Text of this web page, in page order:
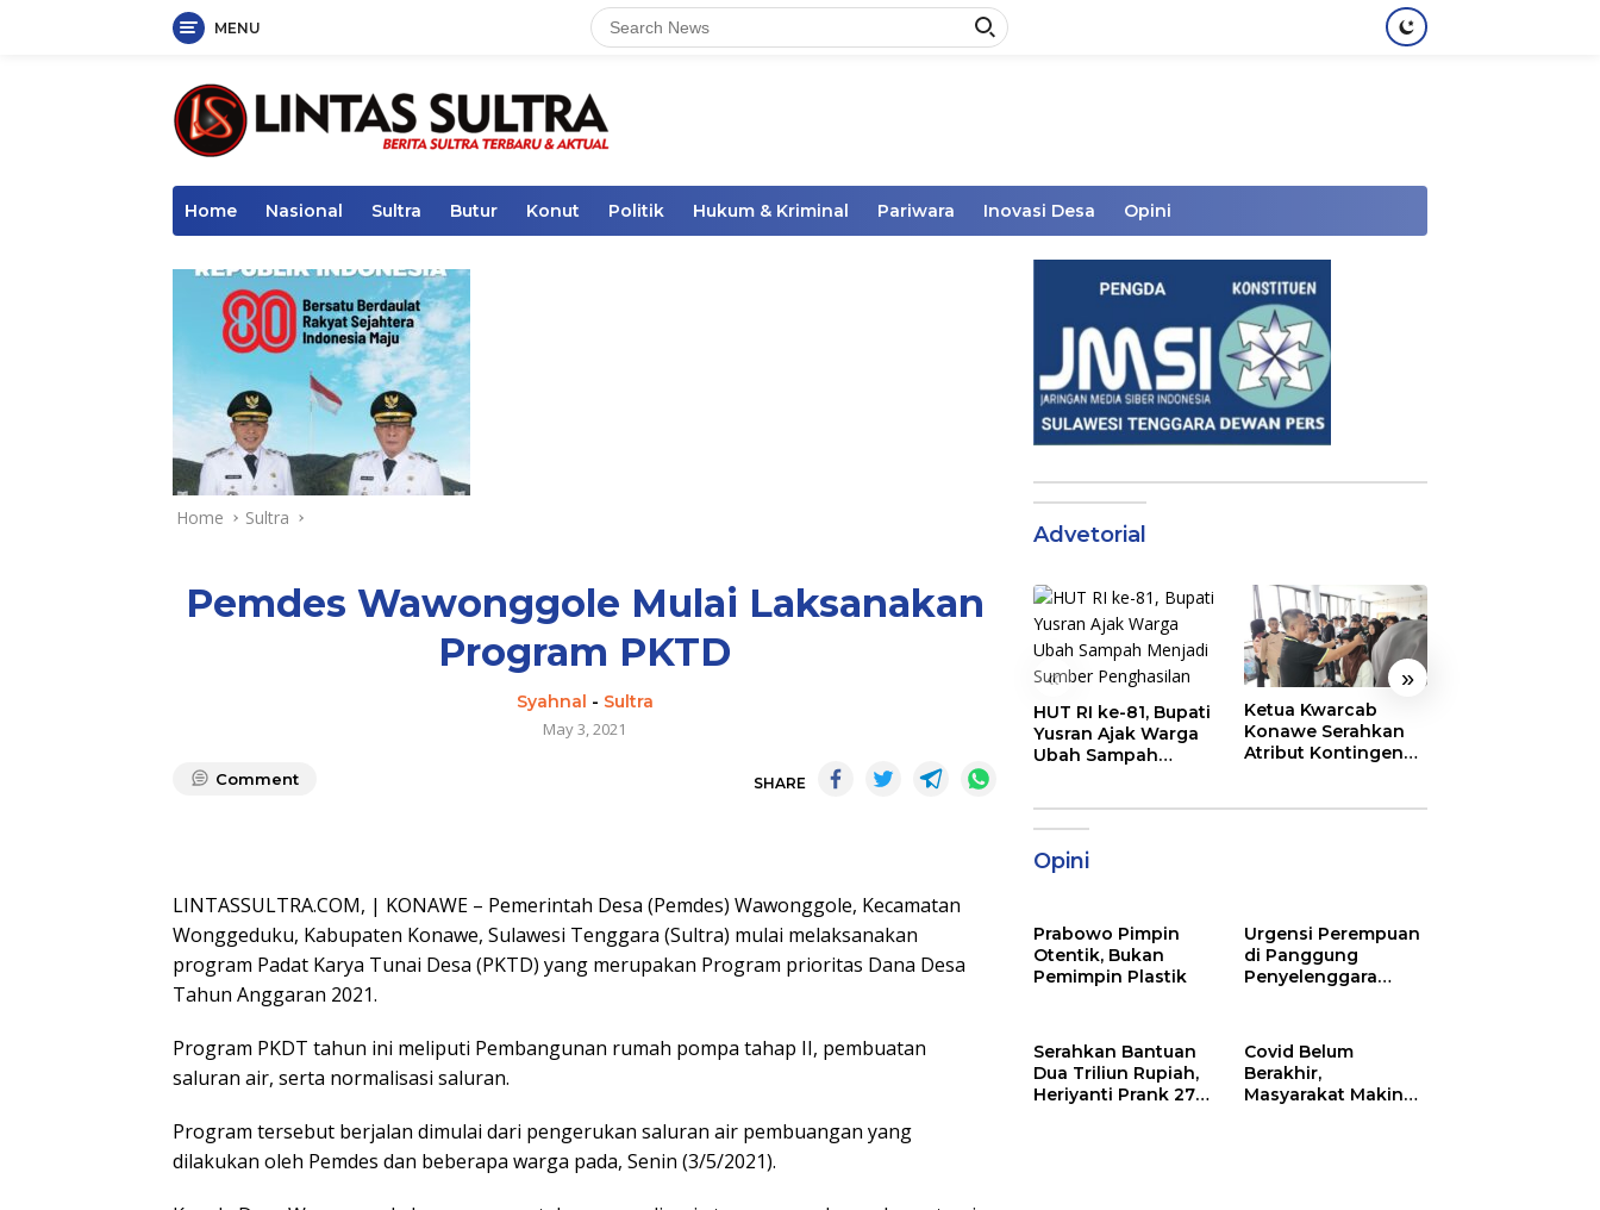
MENU
Home Nasional Sultra Butur Konut Politik Hukum & Kriminal Pariwara Inovasi Desa Opini
Home Sultra
Pemdes Wawonggole Mulai Laksanakan
Program PKTD
Syahnal - Sultra
May 3, 2021
Comment SHARE
LINTASSULTRA.COM, | KONAWE – Pemerintah Desa (Pemdes) Wawonggole, Kecamatan
Wonggeduku, Kabupaten Konawe, Sulawesi Tenggara (Sultra) mulai melaksanakan
program Padat Karya Tunai Desa (PKTD) yang merupakan Program prioritas Dana Desa
Tahun Anggaran 2021.
Program PKDT tahun ini meliputi Pembangunan rumah pompa tahap II, pembuatan
saluran air, serta normalisasi saluran.
Program tersebut berjalan dimulai dari pengerukan saluran air pembuangan yang
dilakukan oleh Pemdes dan beberapa warga pada, Senin (3/5/2021).
Advetorial
« »
HUT RI ke-81, Bupati
Yusran Ajak Warga
Ubah Sampah
Ketua Kwarcab
Konawe Serahkan
Atribut Kontingen
Opini
Prabowo Pimpin
Otentik, Bukan
Pemimpin Plastik
Urgensi Perempuan
di Panggung
Penyelenggara
Serahkan Bantuan
Dua Triliun Rupiah,
Heriyanti Prank 270
Covid Belum
Berakhir,
Masyarakat Makin